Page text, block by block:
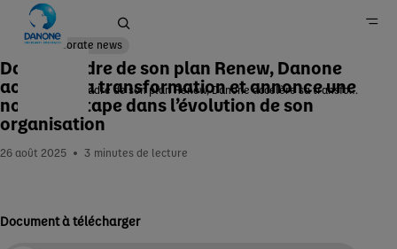
Accueil
Dans le cadre de son plan Renew, Danone accélère sa transformation et annonce une nouvelle étape dans l’évolution de son organisation
26 août 2025 3 minutes de lecture
Dans le cadre de son plan Renew, Danone
accélère sa transformation et annonce une
nouvelle étape dans l’évolution de son
organisation
Corporate news
Document à télécharger